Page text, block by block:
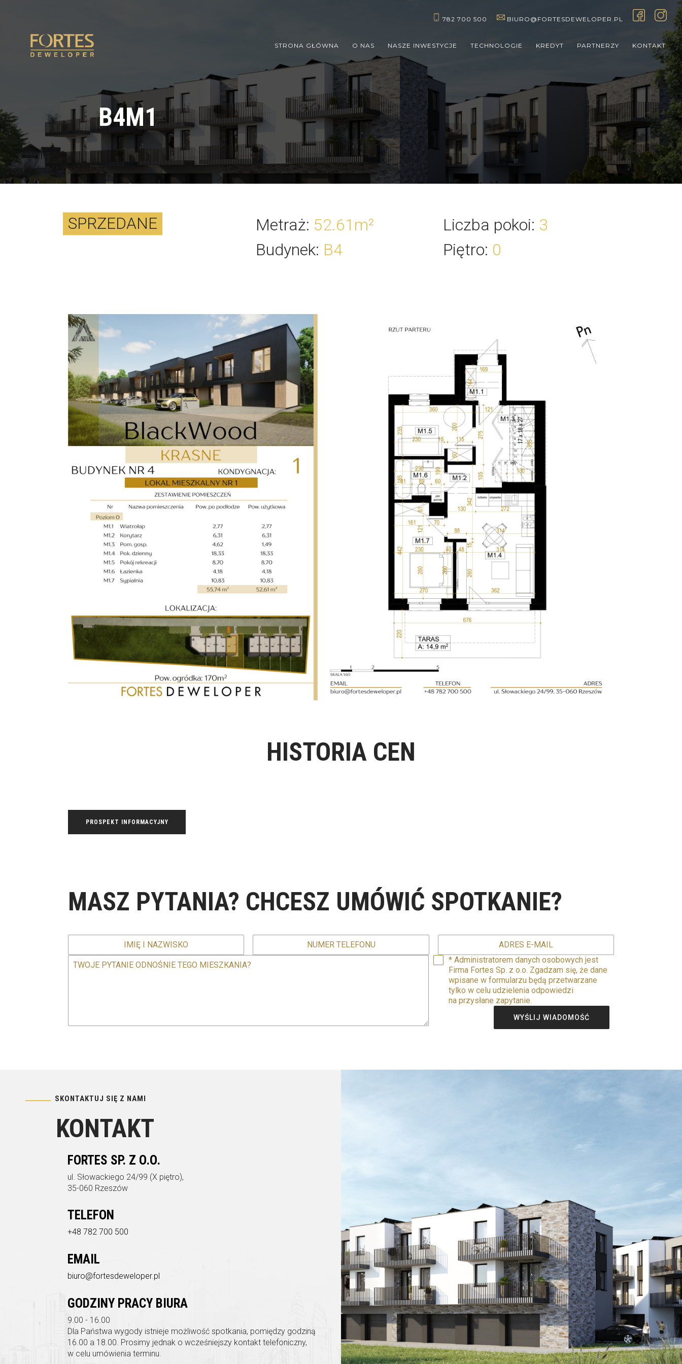
782 700 500 BIURO@FORTESDEWELOPER.PL
STRONA GŁÓWNA O NAS NASZE INWESTYCJE TECHNOLOGIE KREDYT PARTNERZY KONTAKT
B4M1
SPRZEDANE Metraż: 52.61 m²
Budynek: B4
Liczba pokoi: 3
Piętro: 0
HISTORIA CEN
PROSPEKT INFORMACYJNY
MASZ PYTANIA? CHCESZ UMÓWIĆ SPOTKANIE?
* Administratorem danych osobowych jest
Firma Fortes Sp. z o.o. Zgadzam się, że dane
wpisane w formularzu będą przetwarzane
tylko w celu udzielenia odpowiedzi
na przysłane zapytanie.
WYŚLIJ WIADOMOŚĆ
SKONTAKTUJ SIĘ Z NAMI
KONTAKT
FORTES SP. Z O.O.
ul. Słowackiego 24/99 (X piętro),
35-060 Rzeszów
TELEFON
+48 782 700 500
EMAIL
biuro@fortesdeweloper.pl
GODZINY PRACY BIURA
9.00 - 16.00
Dla Państwa wygody istnieje możliwość spotkania, pomiędzy godziną
16.00 a 18.00. Prosimy jednak o wcześniejszy kontakt telefoniczny,
w celu umówienia terminu.